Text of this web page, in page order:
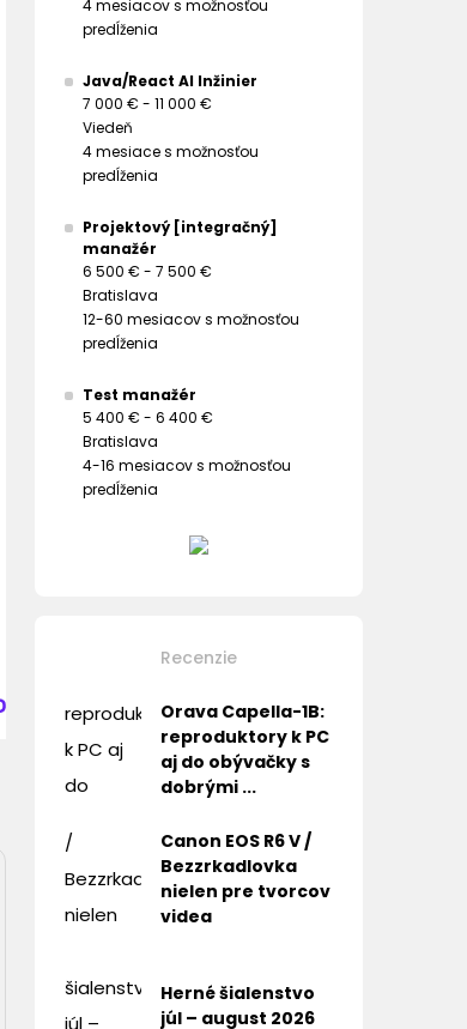
4 mesiacov s možnosťou
predĺženia
Java/React AI Inžinier
7 000 € - 11 000 €
Viedeň
4 mesiace s možnosťou
predĺženia
Projektový [integračný]
manažér
6 500 € - 7 500 €
Bratislava
12-60 mesiacov s možnosťou
predĺženia
Test manažér
5 400 € - 6 400 €
Bratislava
4-16 mesiacov s možnosťou
predĺženia
Recenzie
Orava Capella-1B:
reproduktory k PC
aj do obývačky s
dobrými ...
Canon EOS R6 V /
Bezzrkadlovka
nielen pre tvorcov
videa
Herné šialenstvo
júl – august 2026